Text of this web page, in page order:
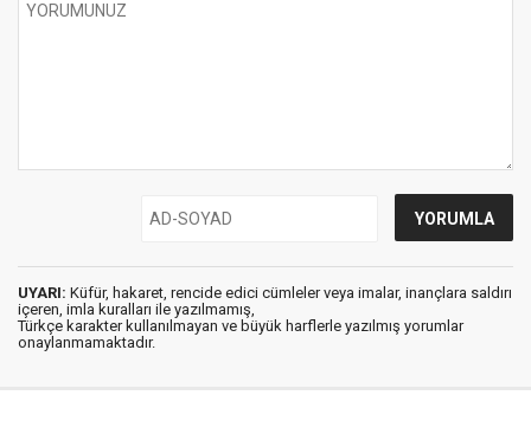
UYARI: Küfür, hakaret, rencide edici cümleler veya imalar, inançlara saldırı
içeren, imla kuralları ile yazılmamış,
Türkçe karakter kullanılmayan ve büyük harflerle yazılmış yorumlar
onaylanmamaktadır.